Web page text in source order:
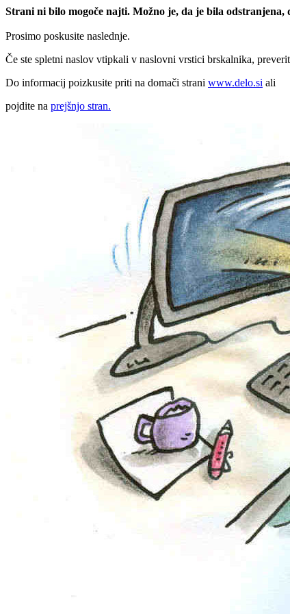
Strani ni bilo mogoče najti. Možno je, da je bila
Prosimo poskusite naslednje.
Če ste spletni naslov vtipkali v naslovni vrstici brskalnika,
Do informacij poizkusite priti na domači strani www.delo.si ali
pojdite na prejšnjo stran.